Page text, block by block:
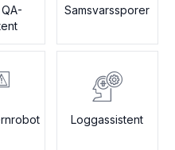
Samsvarssporer
Loggassistent